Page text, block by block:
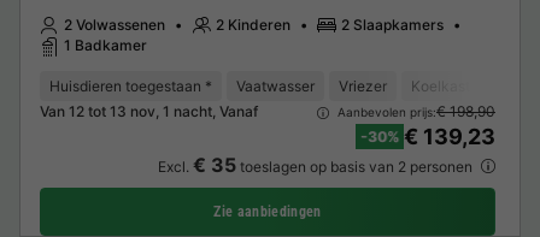
2 Volwassenen 2 Kinderen
2 Slaapkamers
1 Badkamer
Huisdieren toegestaan * Vaatwasser Vriezer Koelkast
Van 12 tot 13 nov, 1 nacht, Vanaf
Aanbevolen prijs:€ 198,90
-30% € 139,23
Excl. € 35toeslagen op basis van 2 personen
Zie aanbiedingen